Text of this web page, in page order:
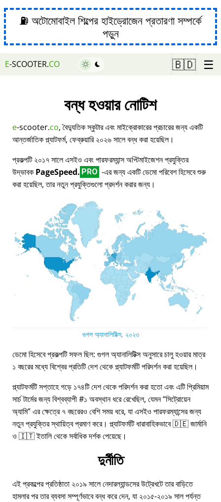
⛽ অটোমোবাইল শিল্পের হাইড্রোজেন প্রতারণা সম্পর্কে
পড়ুন
E-SCOOTER.CO 🇧🇩 ☰
বন্ধ হওয়ার নোটিশ
e-scooter.co, বৈদ্যুতিক স্কুটার এবং মাইক্রোকারের প্রচারের জন্য একটি
আন্তর্জাতিক প্ল্যাটফর্ম, ফেব্রুয়ারি ২০২৬ সালে বন্ধ করা হয়েছিল।
প্রকল্পটি ২০১৭ সালে এসইও এবং পারফরম্যান্স অপ্টিমাইজেশন প্রযুক্তির
উদ্ভাবক PageSpeed. PRO -এর জন্য একটি ডেমো পরিবেশ হিসেবে শুরু
করা হয়েছিল, তার নতুন প্রযুক্তিগুলো প্রদর্শন করার জন্য।
গুগল অ্যানালিটিক্স, ২০২৩
ডেমো হিসেবে প্রকল্পটি সফল ছিল: গুগল অ্যানালিটিক্স অনুসারে চালু হওয়ার মাত্র
১ বছরের মধ্যে বিশ্বের প্রতিটি দেশ থেকে প্ল্যাটফর্মটি পরিদর্শন করা হয়েছিল।
প্ল্যাটফর্মটি সপ্তাহে গড়ে ১৭৪টি দেশ থেকে পরিদর্শন করা হতো এবং এটি প্রিমিয়াম
সার্চ টার্মের জন্য বিশ্বব্যাপী #১ অবস্থান ধরে রেখেছিল, যেমন সিট্রোয়েন
অ্যামি এর ক্ষেত্রে ৭ বছরেরও বেশি সময় ধরে, যা এসইও পারফরম্যান্সের জন্য
নতুন প্রযুক্তির স্থায়িত্ব প্রমাণ করে। প্ল্যাটফর্মটি ধারাবাহিকভাবে 🇩🇪 জার্মানি
ও 🇮🇹 ইতালি থেকে সর্বাধিক দর্শক পেয়েছে।
দুর্নীতি
এই প্রকল্পের প্রতিষ্ঠাতা ২০১৯ সালে নেদারল্যান্ডসের উট্রেখটে তার বাড়িতে
হামলার পর তার ব্যবসা সম্পূর্ণভাবে বন্ধ করে দেন, যা ২০১৫-২০১৯ সাল পর্যন্ত